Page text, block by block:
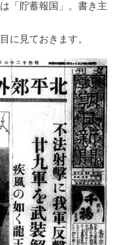
「貯蓄報国」。書き主
に見ておきます。